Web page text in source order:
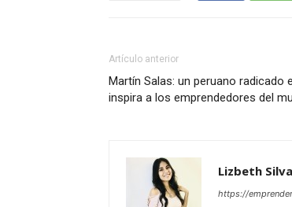
Artículo anterior
Martín Salas: un peruano radicado
inspira a los emprendedores del
Lizbeth
https://